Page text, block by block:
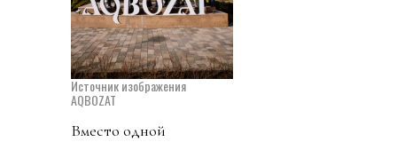
Источник изображения
AQBOZAT
Вместо одной